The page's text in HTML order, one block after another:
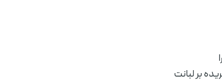
بر لبانت